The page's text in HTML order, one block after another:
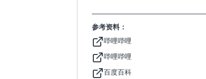
参考资料：
哔哩哔哩
哔哩哔哩
百度百科